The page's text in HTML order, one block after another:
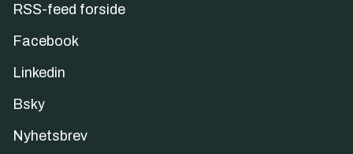
RSS-feed forside
Facebook
Linkedin
Bsky
Nyhetsbrev